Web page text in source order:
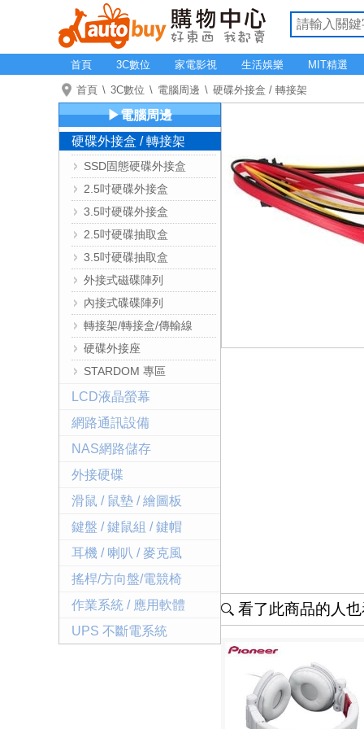
首頁 3C數位 家電影視 生活娛樂 MIT精選
首頁 3C數位 電腦周邊 硬碟外接盒 / 轉接架
看了此商品的人
▶電腦周邊
硬碟外接盒 / 轉接架
SSD固態硬碟外接盒
2.5吋硬碟外接盒
3.5吋硬碟外接盒
2.5吋硬碟抽取盒
3.5吋硬碟抽取盒
外接式磁碟陣列
內接式碟碟陣列
轉接架/轉接盒/傳輸線
硬碟外接座
STARDOM 專區
LCD液晶螢幕
網路通訊設備
NAS網路儲存
外接硬碟
滑鼠 / 鼠墊 / 繪圖板
鍵盤 / 鍵鼠組 / 鍵帽
耳機 / 喇叭 / 麥克風
搖桿/方向盤/電競椅
作業系統 / 應用軟體
UPS 不斷電系統